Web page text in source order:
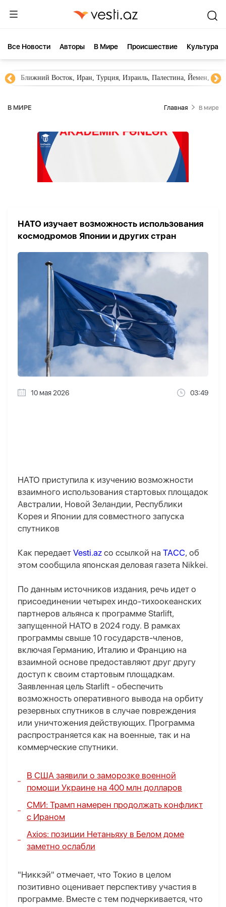
Все Новости Aвторы В Мире Происшествие Культура
Ближний Восток, Иран, Турция, Израиль, Палестина, Йемен,
В МИРЕ Главная В мире
НАТО изучает возможность использования
космодромов Японии и других стран
10 мая 2026 03:49
НАТО приступила к изучению возможности
взаимного использования стартовых площадок
Австралии, Новой Зеландии, Республики
Корея и Японии для совместного запуска
спутников
Как передает Vesti.az со ссылкой на ТАСС, об
этом сообщила японская деловая газета Nikkei.
По данным источников издания, речь идет о
присоединении четырех индо-тихоокеанских
партнеров альянса к программе Starlift,
запущенной НАТО в 2024 году. В рамках
программы свыше 10 государств-членов,
включая Германию, Италию и Францию на
взаимной основе предоставляют друг другу
доступ к своим стартовым площадкам.
Заявленная цель Starlift - обеспечить
возможность оперативного вывода на орбиту
резервных спутников в случае повреждения
или уничтожения действующих. Программа
распространяется как на военные, так и на
коммерческие спутники.
В США заявили о заморозке военной
помощи Украине на 400 млн долларов
СМИ: Трамп намерен продолжать конфликт
с Ираном
Axios: позиции Нетаньяху в Белом доме
заметно ослабли
"Никкэй" отмечает, что Токио в целом
позитивно оценивает перспективу участия в
программе. Вместе с тем подчеркивается, что